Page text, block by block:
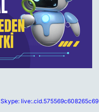
Skype: live:.cid.575569c608265c69